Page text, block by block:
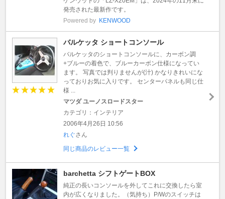
発売された最新作です。
Powered by KENWOOD
バルケッタ ショートコンソール
バルケッタのショートコンソールに、カーボン調
+ブルーの着色で、ブルーカーボン仕様になってい
ます。 写真では判りませんが(汁) かなりきれいにな
っておりお気に入りです。 センターパネルも同じ仕
様 ...
マツダ ユーノスロードスター
カテゴリ：インテリア
2006年4月26日 10:56
れぐさん
同じ商品のレビュー一覧
barchetta シフトゲートBOX
純正の長いコンソールを外してこれに交換したら室
内が広くなりました。（気持ち）P/Wのスイッチは